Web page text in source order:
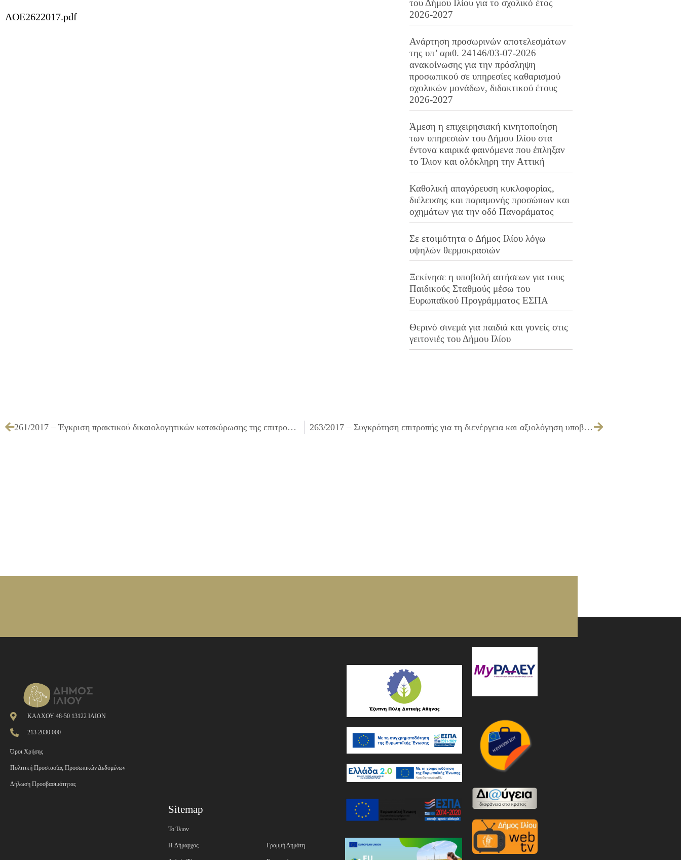
AOE2622017.pdf
του Δήμου Ιλίου για το σχολικό έτος
2026-2027
Ανάρτηση προσωρινών αποτελεσμάτων
της υπ’ αριθ. 24146/03-07-2026
ανακοίνωσης για την πρόσληψη
προσωπικού σε υπηρεσίες καθαρισμού
σχολικών μονάδων, διδακτικού έτους
2026-2027
Άμεση η επιχειρησιακή κινητοποίηση
των υπηρεσιών του Δήμου Ιλίου στα
έντονα καιρικά φαινόμενα που έπληξαν
το Ίλιον και ολόκληρη την Αττική
Καθολική απαγόρευση κυκλοφορίας,
διέλευσης και παραμονής προσώπων και
οχημάτων για την οδό Πανοράματος
Σε ετοιμότητα ο Δήμος Ιλίου λόγω
υψηλών θερμοκρασιών
Ξεκίνησε η υποβολή αιτήσεων για τους
Παιδικούς Σταθμούς μέσω του
Ευρωπαϊκού Προγράμματος ΕΣΠΑ
Θερινό σινεμά για παιδιά και γονείς στις
γειτονιές του Δήμου Ιλίου
261/2017 – Έγκριση πρακτικού δικαιολογητικών κατακύρωσης της επιτροπής διαγωνισμού και κατακύρωση του Συνοπτικού διαγωνισμού για την «Συντήρηση καθαρισμός δικτύου αποχέτευσης» 263/2017 – Συγκρότηση επιτροπής για τη διενέργεια και αξιολόγηση υποβαλλόμενων προσφορών του ανοιχτού διαγωνισμού άνω των ορίων για τη σύναψη συμφωνίας πλαίσιο τριετούς διάρκειας (με δυνατότητα παράτασης για ένα (1) επιπλέον έτος) για την «Προμήθεια τροφίμων για τις ανάγκες των υπηρεσιών του Δήμου Ιλίου»
ΚΑΛΧΟΥ 48-50 13122 ΙΛΙΟΝ
213 2030 000
Όροι Χρήσης
Πολιτική Προστασίας Προσωπικών Δεδομένων
Δήλωση Προσβασιμότητας
Sitemap
Το Ίλιον
H Δήμαρχος Γραμμή Δημότη